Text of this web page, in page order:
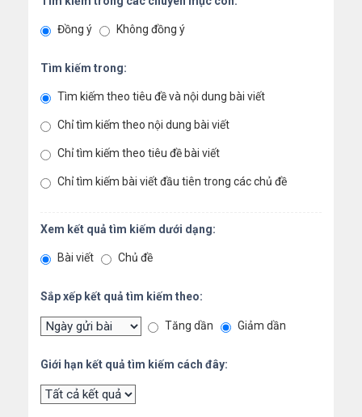
Đồng ý Không đồng ý
Tìm kiếm trong:
Tìm kiếm theo tiêu đề và nội dung bài viết
Chỉ tìm kiếm theo nội dung bài viết
Chỉ tìm kiếm theo tiêu đề bài viết
Chỉ tìm kiếm bài viết đầu tiên trong các chủ đề
Xem kết quả tìm kiếm dưới dạng:
Bài viết Chủ đề
Sắp xếp kết quả tìm kiếm theo:
Tăng dần Giảm dần
Giới hạn kết quả tìm kiếm cách đây: